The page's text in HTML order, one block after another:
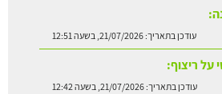
עודכן בתאריך:21/07/2026, בשעה 12:51
על ריצוף:
עודכן בתאריך:21/07/2026, בשעה 12:42